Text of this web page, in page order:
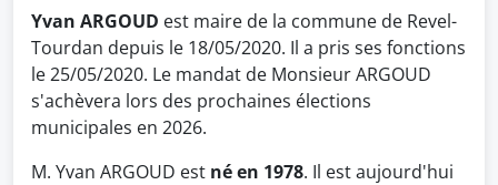
Yvan ARGOUD est maire de la commune de Revel-
Tourdan depuis le 18/05/2020. Il a pris ses fonctions
le 25/05/2020. Le mandat de Monsieur ARGOUD
s'achèvera lors des prochaines élections
municipales en 2026.
M. Yvan ARGOUD est né en 1978. Il est aujourd'hui